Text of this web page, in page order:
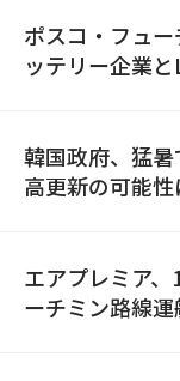
ポスコ・フュ
ッテリー企業
韓国政府、猛
高更新の可能
エアプレミア
ーチミン路線